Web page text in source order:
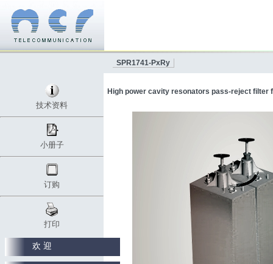
技术资料
小册子
订购
打印
SPR1741-PxRy
High power cavity resonators pass-reject filter
欢 迎